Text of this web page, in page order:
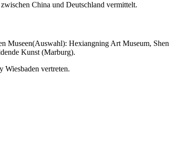
China und Deutschland vermittelt.
Museen(Auswahl): Hexiangning Art Museum,
Kunst (Marburg).
Wiesbaden vertreten.